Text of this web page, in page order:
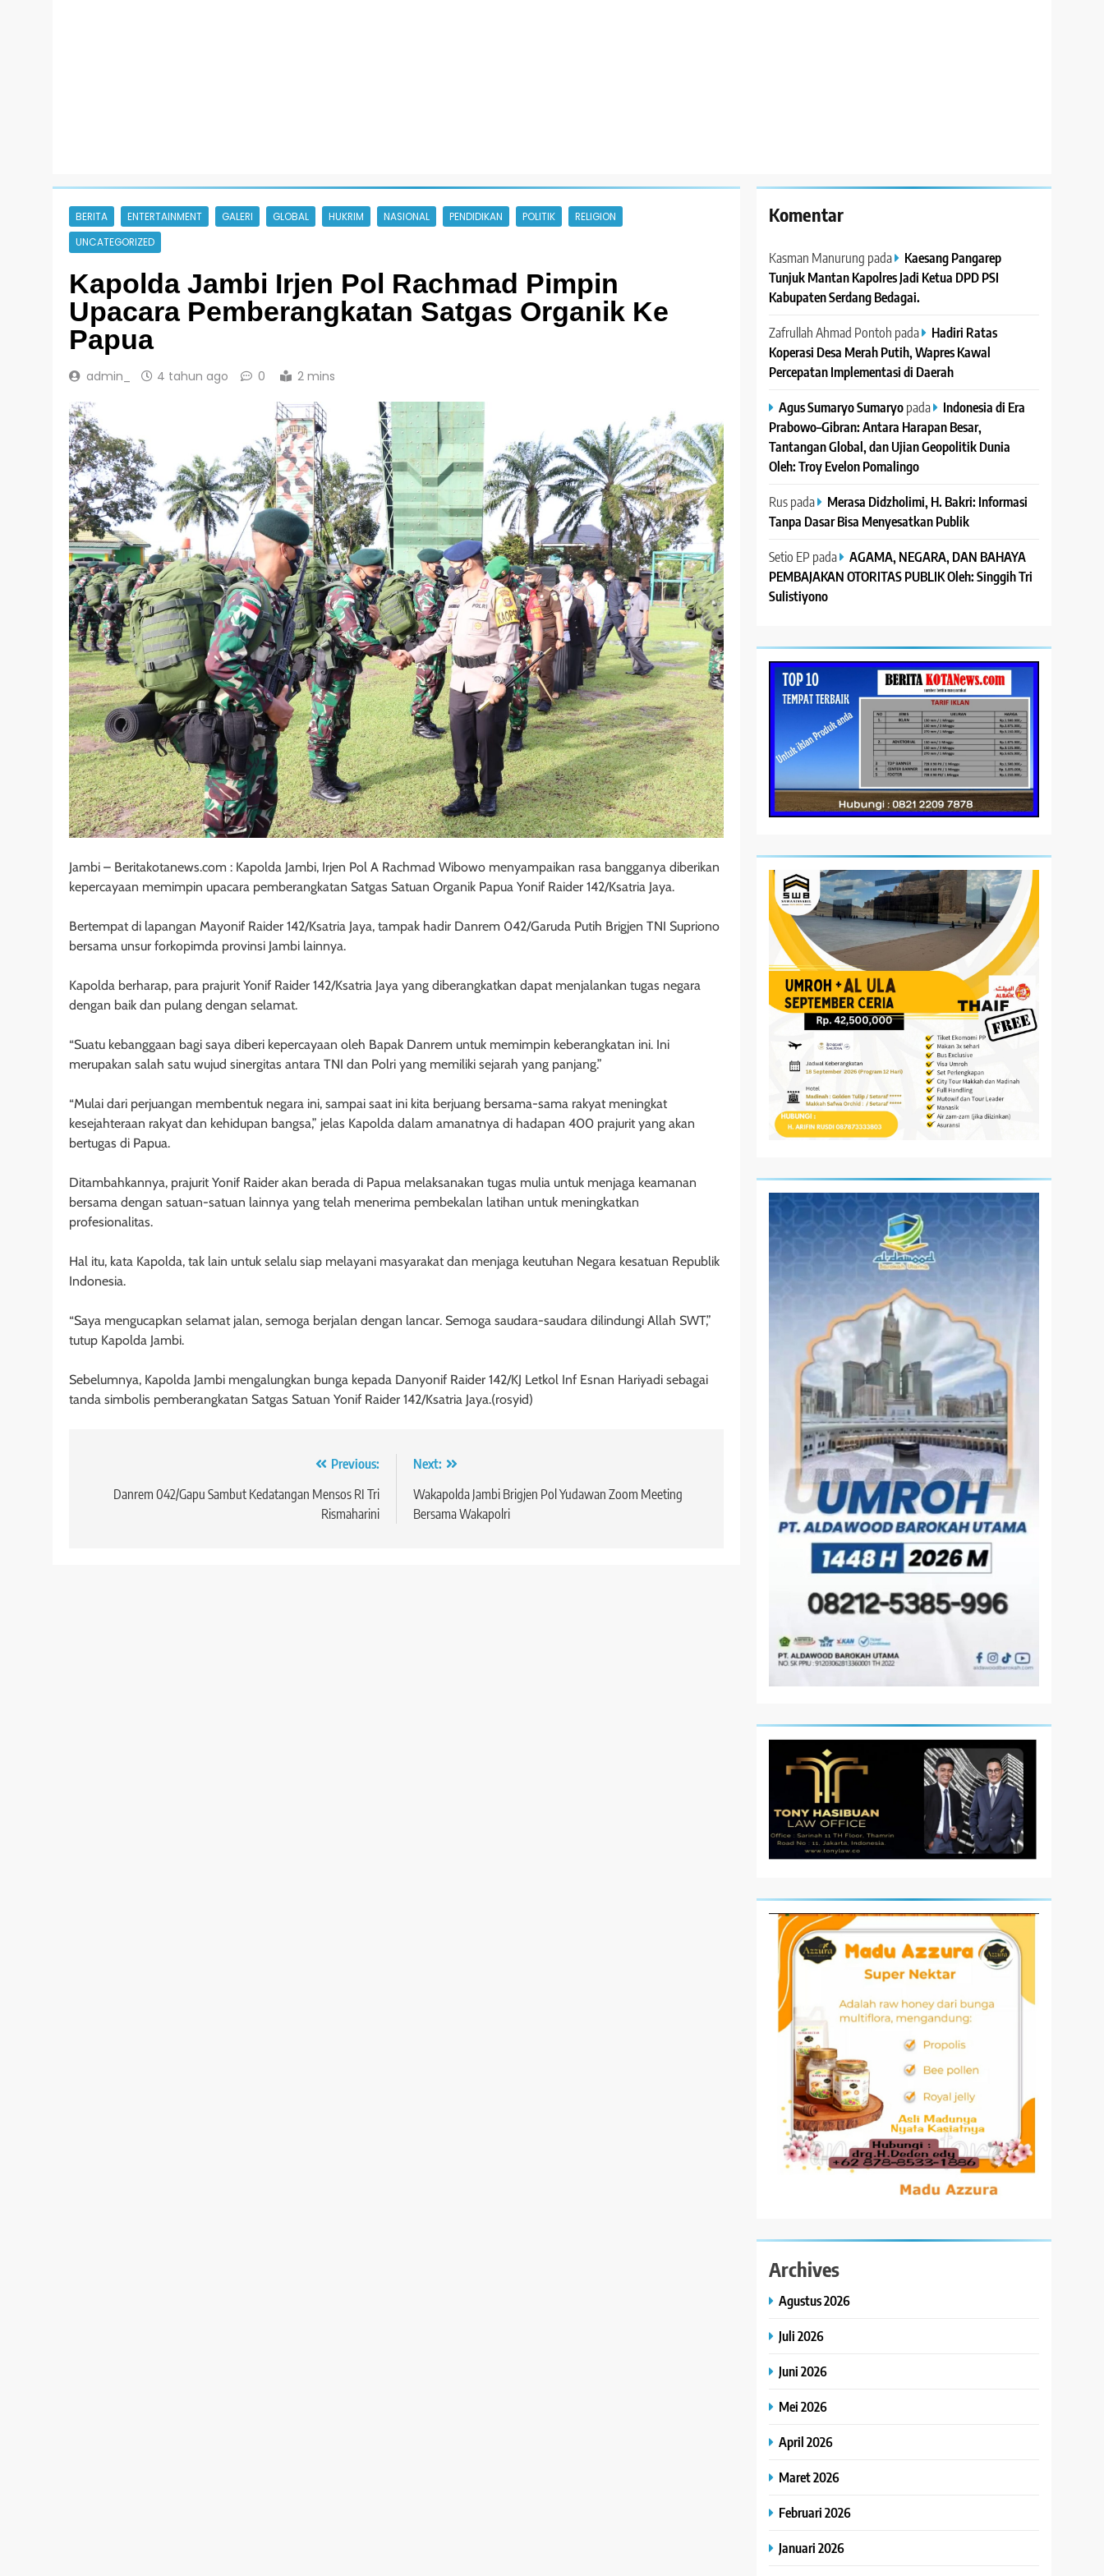
BERITA ENTERTAINMENT GALERI GLOBAL HUKRIM NASIONAL PENDIDIKAN POLITIK
RELIGION
UNCATEGORIZED
Kapolda Jambi Irjen Pol Rachmad Pimpin
Upacara Pemberangkatan Satgas Organik Ke
Papua
admin_ 4 tahun ago 0 2 mins
Jambi – Beritakotanews.com : Kapolda Jambi, Irjen Pol A Rachmad Wibowo menyampaikan rasa bangganya diberikan
kepercayaan memimpin upacara pemberangkatan Satgas Satuan Organik Papua Yonif Raider 142/Ksatria Jaya.
Bertempat di lapangan Mayonif Raider 142/Ksatria Jaya, tampak hadir Danrem 042/Garuda Putih Brigjen TNI Supriono
bersama unsur forkopimda provinsi Jambi lainnya.
Kapolda berharap, para prajurit Yonif Raider 142/Ksatria Jaya yang diberangkatkan dapat menjalankan tugas negara
dengan baik dan pulang dengan selamat.
“Suatu kebanggaan bagi saya diberi kepercayaan oleh Bapak Danrem untuk memimpin keberangkatan ini. Ini
merupakan salah satu wujud sinergitas antara TNI dan Polri yang memiliki sejarah yang panjang.”
“Mulai dari perjuangan membentuk negara ini, sampai saat ini kita berjuang bersama-sama rakyat meningkat
kesejahteraan rakyat dan kehidupan bangsa,” jelas Kapolda dalam amanatnya di hadapan 400 prajurit yang akan
bertugas di Papua.
Ditambahkannya, prajurit Yonif Raider akan berada di Papua melaksanakan tugas mulia untuk menjaga keamanan
bersama dengan satuan-satuan lainnya yang telah menerima pembekalan latihan untuk meningkatkan
profesionalitas.
Hal itu, kata Kapolda, tak lain untuk selalu siap melayani masyarakat dan menjaga keutuhan Negara kesatuan Republik
Indonesia.
“Saya mengucapkan selamat jalan, semoga berjalan dengan lancar. Semoga saudara-saudara dilindungi Allah SWT,”
tutup Kapolda Jambi.
Sebelumnya, Kapolda Jambi mengalungkan bunga kepada Danyonif Raider 142/KJ Letkol Inf Esnan Hariyadi sebagai
tanda simbolis pemberangkatan Satgas Satuan Yonif Raider 142/Ksatria Jaya.(rosyid)
Previous:
Danrem 042/Gapu Sambut Kedatangan Mensos RI Tri
Rismaharini
Next:
Wakapolda Jambi Brigjen Pol Yudawan Zoom Meeting
Bersama Wakapolri
Komentar
Kasman Manurung pada
Kaesang Pangarep
Tunjuk Mantan Kapolres Jadi Ketua DPD PSI
Kabupaten Serdang Bedagai. ‎ ‎
Zafrullah Ahmad Pontoh pada
Hadiri Ratas
Koperasi Desa Merah Putih, Wapres Kawal
Percepatan Implementasi di Daerah
Agus Sumaryo Sumaryopada
Indonesia di Era
Prabowo–Gibran: Antara Harapan Besar,
Tantangan Global, dan Ujian Geopolitik Dunia
Oleh: Troy Evelon Pomalingo
Ruspada
Merasa Didzholimi, H. Bakri: Informasi
Tanpa Dasar Bisa Menyesatkan Publik
Setio EP pada AGAMA, NEGARA, DAN BAHAYA
PEMBAJAKAN OTORITAS PUBLIK Oleh: Singgih Tri
Sulistiyono
Archives
Agustus 2026
Juli 2026
Juni 2026
Mei 2026
April 2026
Maret 2026
Februari 2026
Januari 2026